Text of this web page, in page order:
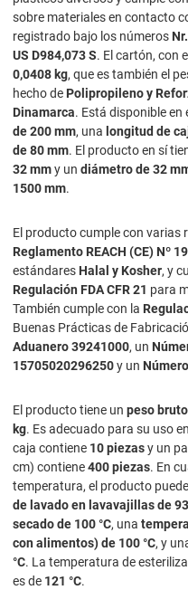
sobre materiales en contacto
registrado bajo los números
US D984,073 S. El cartón, con el
0,0408 kg, que es también el
hecho de Polipropileno y
Dinamarca. Está disponible en
de 200 mm, una longitud de
de 80 mm. El producto en sí
32 mmy un diámetro de 32
1500 mm.
El producto cumple con varias
Reglamento REACH (CE) Nº
estándares Halal y Kosher, y
Regulación FDA CFR 21 para
También cumple con la
Buenas Prácticas de
Aduanero 39241000, un
15705020296250y un
El producto tiene un peso
kg. Es adecuado para su uso
caja contiene 10 piezasy un
cm) contiene400 piezas. En
temperatura, el producto
de lavado en lavavajillas de 93
secado de 100 °C, una
con alimentos) de 100 °C, y
°C. La temperatura de
es de 121 °C.